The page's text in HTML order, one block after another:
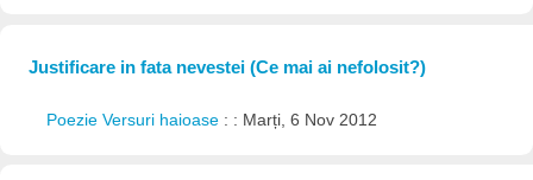
Justificare in fata nevestei (Ce mai ai nefolosit?)
Poezie Versuri haioase : : Marți, 6 Nov 2012